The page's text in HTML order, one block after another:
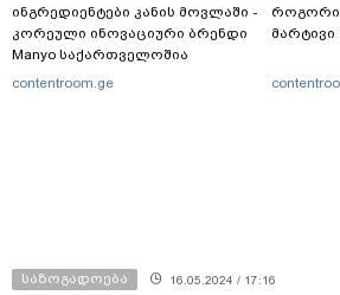
ინგრედიენტები კანის მოვლაში -
კორეული ინოვაციური ბრენდი
Manyo საქართველოშია
contentroom.ge
საზოგადოება 16.05.2024 / 17:16